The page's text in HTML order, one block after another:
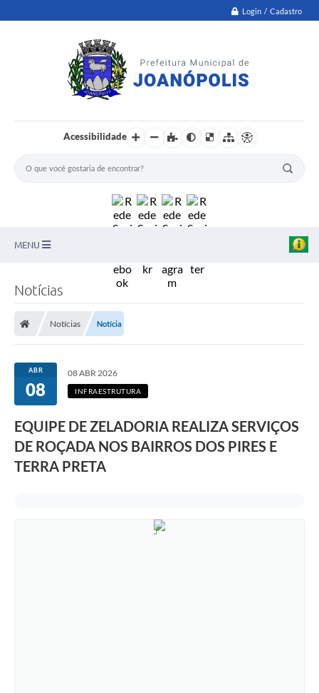
Login / Cadastro
Acessibilidade
MENU
Transparência
Editais
Conselhos
Contato
Notícias
Notícias Notícia
ABR
08
08 ABR 2026
INFRAESTRUTURA
EQUIPE DE ZELADORIA REALIZA SERVIÇOS
DE ROÇADA NOS BAIRROS DOS PIRES E
TERRA PRETA